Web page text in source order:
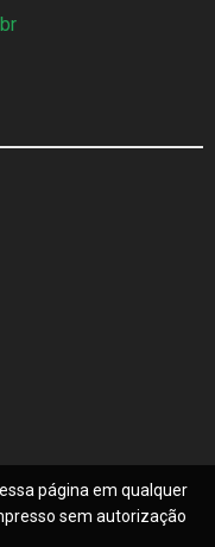
página em qualquer
sem autorização